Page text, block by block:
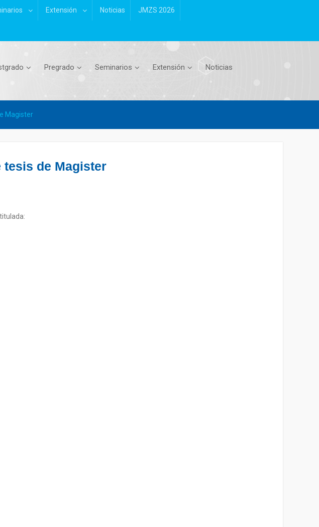
Extensión Noticias JMZS 2026
Pregrado Seminarios Extensión Noticias
Magister
tesis de Magister